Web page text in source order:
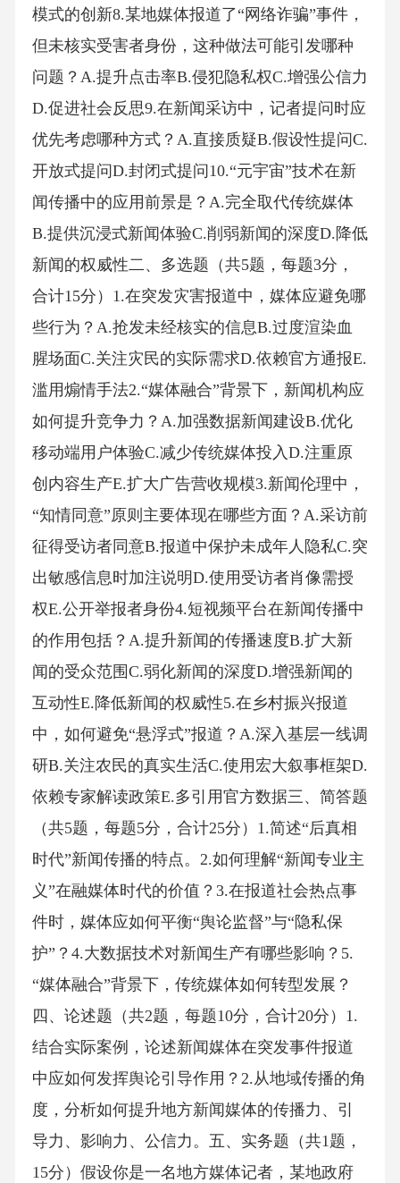
模式的创新8.某地媒体报道了“网络诈骗”事件，
但未核实受害者身份，这种做法可能引发哪种
问题？A.提升点击率B.侵犯隐私权C.增强公信力
D.促进社会反思9.在新闻采访中，记者提问时应
优先考虑哪种方式？A.直接质疑B.假设性提问C.
开放式提问D.封闭式提问10.“元宇宙”技术在新
闻传播中的应用前景是？A.完全取代传统媒体
B.提供沉浸式新闻体验C.削弱新闻的深度D.降低
新闻的权威性二、多选题（共5题，每题3分，
合计15分）1.在突发灾害报道中，媒体应避免哪
些行为？A.抢发未经核实的信息B.过度渲染血
腥场面C.关注灾民的实际需求D.依赖官方通报E.
滥用煽情手法2.“媒体融合”背景下，新闻机构应
如何提升竞争力？A.加强数据新闻建设B.优化
移动端用户体验C.减少传统媒体投入D.注重原
创内容生产E.扩大广告营收规模3.新闻伦理中，
“知情同意”原则主要体现在哪些方面？A.采访前
征得受访者同意B.报道中保护未成年人隐私C.突
出敏感信息时加注说明D.使用受访者肖像需授
权E.公开举报者身份4.短视频平台在新闻传播中
的作用包括？A.提升新闻的传播速度B.扩大新
闻的受众范围C.弱化新闻的深度D.增强新闻的
互动性E.降低新闻的权威性5.在乡村振兴报道
中，如何避免“悬浮式”报道？A.深入基层一线调
研B.关注农民的真实生活C.使用宏大叙事框架D.
依赖专家解读政策E.多引用官方数据三、简答题
（共5题，每题5分，合计25分）1.简述“后真相
时代”新闻传播的特点。2.如何理解“新闻专业主
义”在融媒体时代的价值？3.在报道社会热点事
件时，媒体应如何平衡“舆论监督”与“隐私保
护”？4.大数据技术对新闻生产有哪些影响？5.
“媒体融合”背景下，传统媒体如何转型发展？
四、论述题（共2题，每题10分，合计20分）1.
结合实际案例，论述新闻媒体在突发事件报道
中应如何发挥舆论引导作用？2.从地域传播的角
度，分析如何提升地方新闻媒体的传播力、引
导力、影响力、公信力。五、实务题（共1题，
15分）假设你是一名地方媒体记者，某地政府